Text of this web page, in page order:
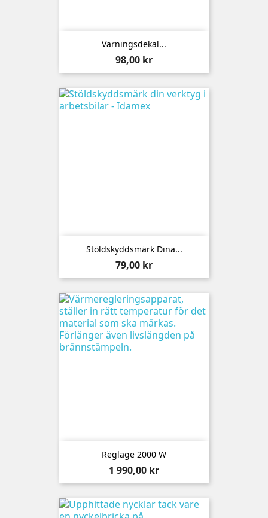
Varningsdekal...
Pris
98,00 kr
Stöldskyddsmärk Dina...
Pris
79,00 kr
Reglage 2000 W
Pris
1 990,00 kr